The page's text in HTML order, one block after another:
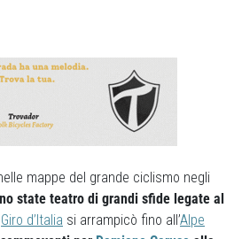
mappe del grande ciclismo negli
state teatro di grandi sfide legate al
Giro d’Italia si arrampicò fino all’Alpe